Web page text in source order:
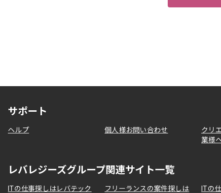
サポート
ヘルプ 個人様お問い合わせ
クリ
業様
レバレジーズグループ関連サイト一覧
ITの仕事探しはレバテック
フリーランスの案件探しは
ITの